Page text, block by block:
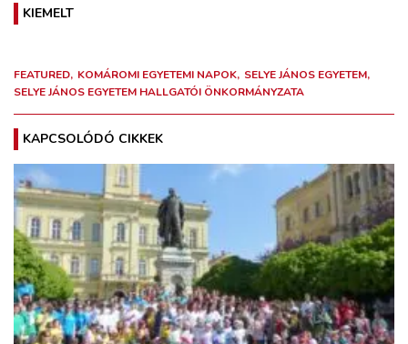
KIEMELT
FEATURED KOMÁROMI EGYETEMI NAPOK SELYE JÁNOS EGYETEM
SELYE JÁNOS EGYETEM HALLGATÓI ÖNKORMÁNYZATA
KAPCSOLÓDÓ CIKKEK